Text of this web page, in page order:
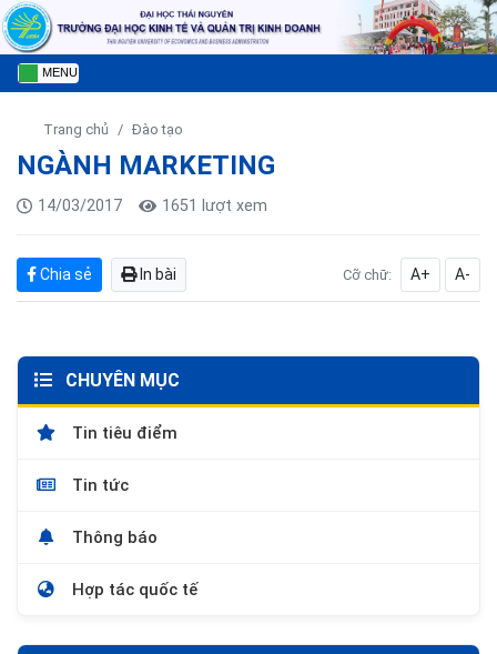
MENU
Trang chủ Đào tạo
NGÀNH MARKETING
14/03/2017 1651 lượt xem
Chia sẻ In bài Cỡ chữ: A+ A-
CHUYÊN MỤC
Tin tiêu điểm
Tin tức
Thông báo
Hợp tác quốc tế